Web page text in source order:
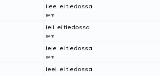
iiee. ei tiedossa
evm
ieii. ei tiedossa
evm
ieie. ei tiedossa
evm
ieei. ei tiedossa